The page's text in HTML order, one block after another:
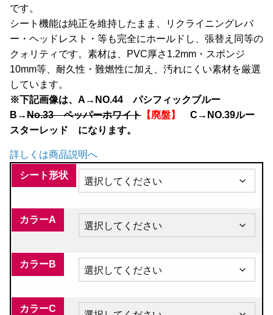
全商品
です。
シート機能は純正を維持したまま、リクライニングレバ
ー・ヘッドレスト・等も完全にホールドし、張替え同等の
クォリティです。素材は、PVC厚さ1.2mm・スポンジ
10mm等、耐久性・難燃性に加え、汚れにくい素材を厳選
しています。
※下記画像は、A→NO.44 パシフィックブルー
B→No.33 ペッパーホワイト 【廃盤】
C→NO.39ルー
スターレッド になります。
詳しくは商品説明へ
シート形状
カラーA
カラーB
カラーC